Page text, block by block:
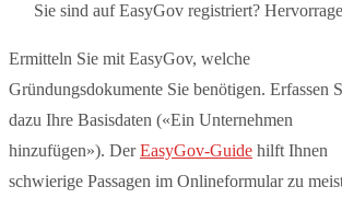
Sie sind auf EasyGov registriert?
Ermitteln Sie mit EasyGov, welche
Gründungsdokumente Sie benötigen. Erfassen
dazu Ihre Basisdaten («Ein Unternehmen
hinzufügen»). DerEasyGov-Guide hilft Ihnen
schwierige Passagen im Onlineformular zu